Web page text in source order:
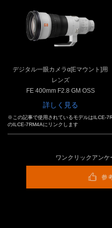
※この記事で使用されているモデルはILCE-
のILCE-7RM4Aにリンクします
デジタル一眼カメラα[Eマウント]用
レンズ
FE 400mm F2.8 GM OSS
詳しく見る
ワンクリックアン